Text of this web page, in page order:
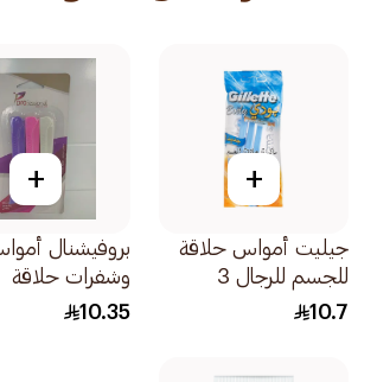
+
جيليت أمواس حلاقة
للجسم للرجال 3
شفرات 1علبة
10.7
+
بروفيشنال
وشفرات حلاقة
نسائيةملونة
10.35